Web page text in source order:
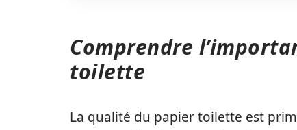
Comprendre
toilette
La qualité du papier toilette est